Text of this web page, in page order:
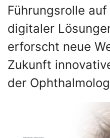
Führungsrolle
digitaler
erforscht neue
Zukunft
der